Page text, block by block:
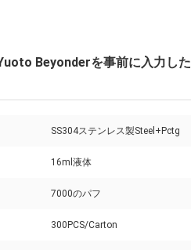
Beyonderを事前に入力した
SS304ステンレス製Steel+Pctg
16ml液体
7000のパフ
300PCS/Carton